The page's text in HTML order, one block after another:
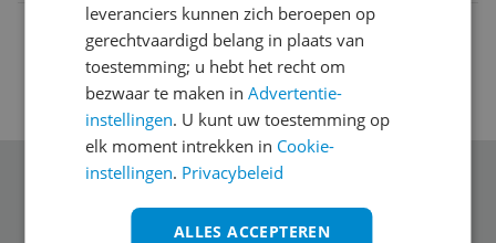
Schrijf je in voor onze nieuwsbrief
leveranciers kunnen zich beroepen op
gerechtvaardigd belang in plaats van
toestemming; u hebt het recht om
bezwaar te maken inAdvertentie-
instellingen. U kunt uw toestemming op
elk moment intrekken in Cookie-
instellingen. Privacybeleid
ALLES ACCEPTEREN